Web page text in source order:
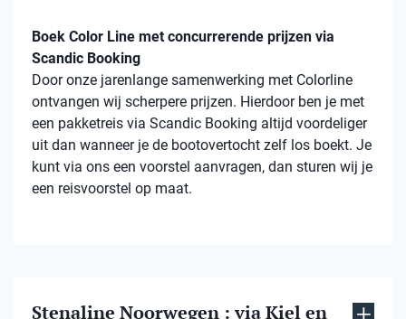
Boek Color Line met concurrerende prijzen via
Scandic Booking
Door onze jarenlange samenwerking met Colorline
ontvangen wij scherpere prijzen. Hierdoor ben je met
een pakketreis via Scandic Booking altijd voordeliger
uit dan wanneer je de bootovertocht zelf los boekt. Je
kunt via ons een voorstel aanvragen, dan sturen wij je
een reisvoorstel op maat.
Stenaline Noorwegen : via Kiel en